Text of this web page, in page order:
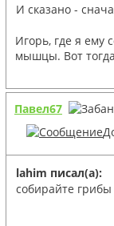
И сказано -
Игорь, где я ему
мышцы. Вот
Павел67
lahim писал(а):
собирайте грибы